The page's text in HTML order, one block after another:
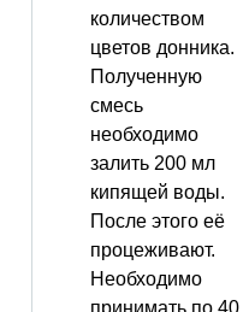
количеством
цветов донника.
Полученную
смесь
необходимо
залить 200 мл
кипящей воды.
После этого её
процеживают.
Необходимо
принимать по 40